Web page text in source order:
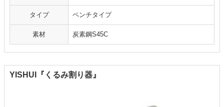
タイプ ペンチタイプ
素材 炭素鋼S45C
YISHUI『くるみ割り器』